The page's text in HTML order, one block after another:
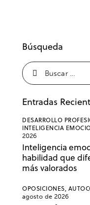
Búsqueda
Entradas
DESARROLLO
INTELIGENCIA
2026
Inteligencia
habilidad que
más valorados
OPOSICIONES,
agosto de 2026